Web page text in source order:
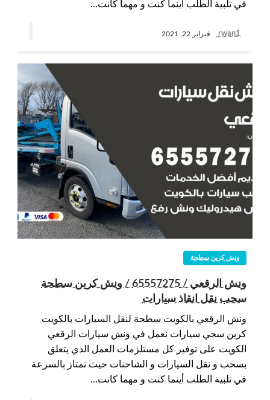
في تلبية الطلب أينما كنت و مهما كانت…
rwan1 فبراير 22, 2021
ونش كرين سطحة
ونش الرقعي / 65557275 / ونش كرين سطحة
سحب نقل انقاذ سيارات
ونش الرقعي بالكويت سطحة لنقل السيارات بالكويت
كرين سحي سيارات نعمل في ونش سيارات الرقعي
الكويت على توفير كل مستلزمات العمل الذي يتعلق
بسحب و نقل السيارات و الشاحنات حيث نمتاز بالسرعة
في تلبية الطلب أينما كنت و مهما كانت…